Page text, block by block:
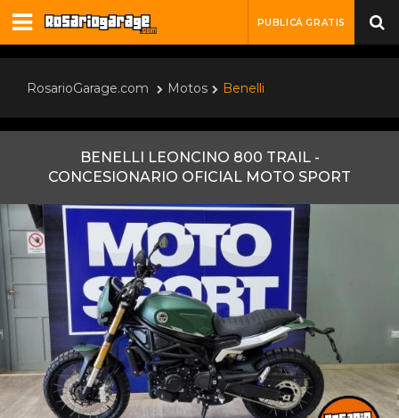
PUBLICÁ GRATIS
RosarioGarage.com Motos Benelli
BENELLI LEONCINO 800 TRAIL -
CONCESIONARIO OFICIAL MOTO SPORT